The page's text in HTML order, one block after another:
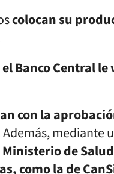
colocan su
el Banco Central
con la
Además, mediante
de Salud
como la de